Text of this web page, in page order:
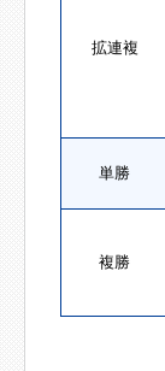
拡連複
単勝
複勝